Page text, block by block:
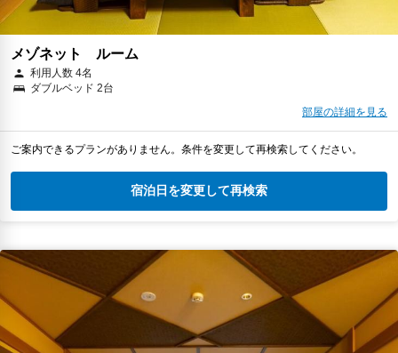
メゾネット ルーム
利用人数 4名
ダブルベッド 2台
部屋の詳細を見る
ご案内できるプランがありません。条件を変更して再検索してください。
宿泊日を変更して再検索